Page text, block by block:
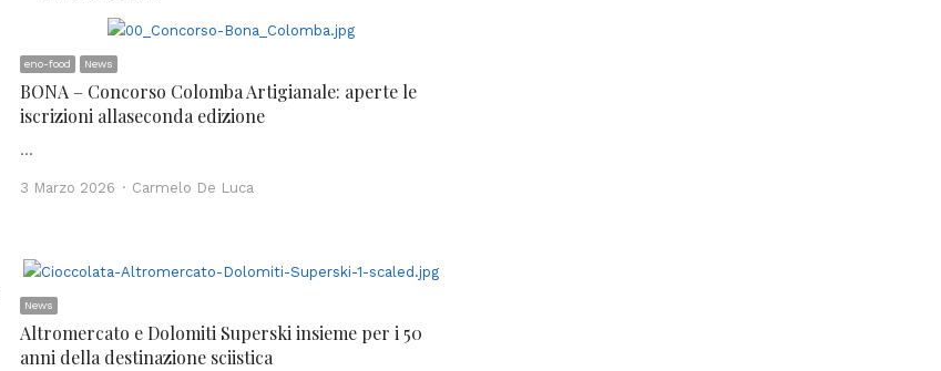
eno-food News
BONA – Concorso Colomba Artigianale: aperte le
iscrizioni allaseconda edizione
…
3 Marzo 2026 Author
Carmelo De Luca
News
Altromercato e Dolomiti Superski insieme per i 50
anni della destinazione sciistica